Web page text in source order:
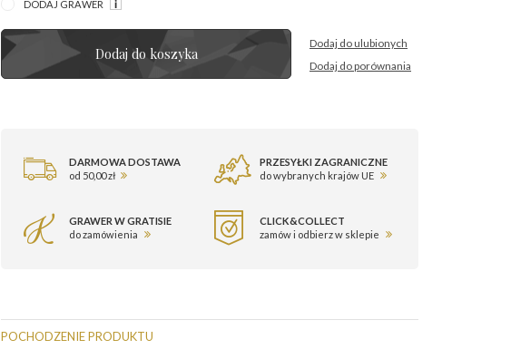
DODAJ GRAWER
Dodaj do koszyka
Dodaj do ulubionych
Dodaj do porównania
DARMOWA DOSTAWA
od 50,00 zł
PRZESYŁKI ZAGRANICZNE
do wybranych krajów UE
GRAWER W GRATISIE
do zamówienia
CLICK&COLLECT
zamów i odbierz w sklepie
POCHODZENIE PRODUKTU